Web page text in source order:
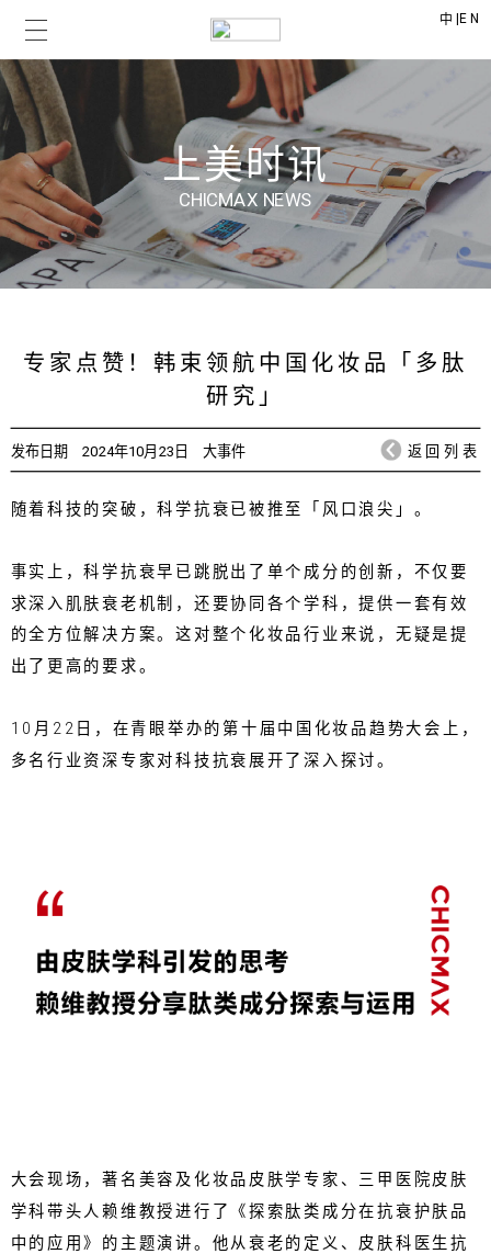
中 |EN
上美时讯
CHICMAX NEWS
专家点赞！韩束领航中国化妆品「多肽
研究」
发布日期 2024年10月23日 大事件 返回列表
随着科技的突破，科学抗衰已被推至「风口浪尖」。
事实上，科学抗衰早已跳脱出了单个成分的创新，不仅要
求深入肌肤衰老机制，还要协同各个学科，提供一套有效
的全方位解决方案。这对整个化妆品行业来说，无疑是提
出了更高的要求。
10月22日，在青眼举办的第十届中国化妆品趋势大会上，
多名行业资深专家对科技抗衰展开了深入探讨。
大会现场，著名美容及化妆品皮肤学专家、三甲医院皮肤
学科带头人赖维教授进行了《探索肽类成分在抗衰护肤品
中的应用》的主题演讲。他从衰老的定义、皮肤科医生抗